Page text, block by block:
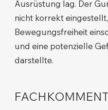
Ausrüstung lag. Der
nicht korrekt
Bewegungsfreiheit
und eine potenzielle
darstellte.